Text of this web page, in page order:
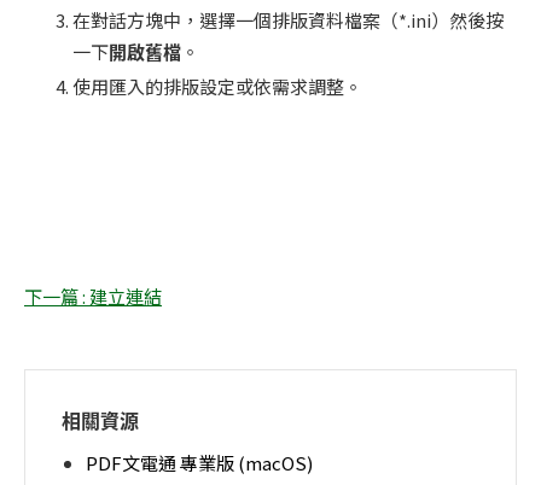
在對話方塊中，選擇一個排版資料檔案（*.ini）然後按
一下開啟舊檔 。
使用匯入的排版設定或依需求調整。
下一篇 : 建立連結
相關資源
PDF文電通 專業版 (macOS)